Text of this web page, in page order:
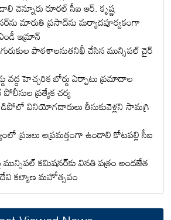
చెన్నూరు రూరల్ సీఐ ఆర్. కృష్ణ
మారుతి ప్రసాద్‌ను మర్యాదపూర్వకంగా
ఇమ్రాన్
పాఠశాలనుతనిఖీ చేసిన మున్సిపల్ చైర్
వద్ద హెచ్చరిక బోర్డు ఏర్పాటు ప్రమాదాల
ప్రత్యేక చర్య
వినియోగదారులు తీసుకువెళ్లని సామగ్రి
ప్రజలు అప్రమత్తంగా ఉండాలి కోటపల్లి సీఐ
కమిషనర్‌కు వినతి పత్రం అందజేత
కల్యాణ మహోత్సవం